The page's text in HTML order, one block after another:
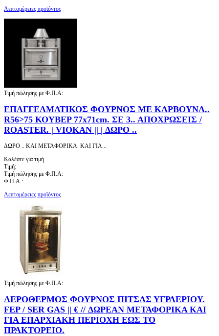
Λεπτομέρειες προϊόντος
Τιμή πώλησης με Φ.Π.Α:
ΕΠΑΓΓΕΛΜΑΤΙΚΟΣ ΦΟΥΡΝΟΣ ΜΕ ΚΑΡΒΟΥΝΑ..
R56>75 ΚΟΥΒΕΡ 77x71cm. ΣΕ 3.. ΑΠΟΧΡΩΣΕΙΣ /
ROASTER. | VIOKAN || | ΔΩΡΟ ..
ΔΩΡΟ .. ΚΑΙ ΜΕΤΑΦΟΡΙΚΑ. ΚΑΙ ΓΙΑ...
Καλέστε για τιμή
Τιμή:
Τιμή πώλησης με Φ.Π.Α:
Φ.Π.Α.:
Λεπτομέρειες προϊόντος
Τιμή πώλησης με Φ.Π.Α:
ΑΕΡΟΘΕΡΜΟΣ ΦΟΥΡΝΟΣ ΠΙΤΣΑΣ ΥΓΡΑΕΡΙΟΥ.
FEP / SER GAS || € // ΔΩΡΕΑΝ ΜΕΤΑΦΟΡΙΚΑ ΚΑΙ
ΓΙΑ ΕΠΑΡΧΙΑΚΗ ΠΕΡΙΟΧΗ ΕΩΣ ΤΟ
ΠΡΑΚΤΟΡΕΙΟ.